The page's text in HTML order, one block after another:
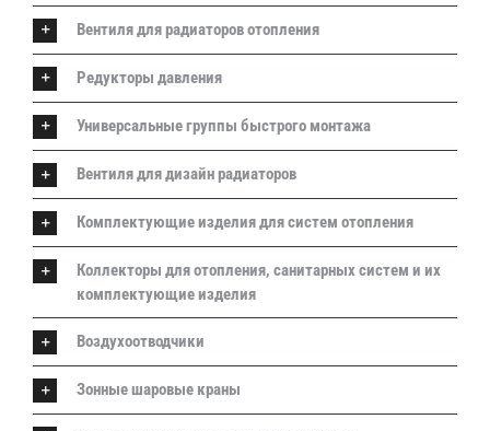
Вентиля для радиаторов отопления
Редукторы давления
Универсальные группы быстрого монтажа
Вентиля для дизайн радиаторов
Комплектующие изделия для систем отопления
Коллекторы для отопления, санитарных систем и их
комплектующие изделия
Воздухоотводчики
Зонные шаровые краны